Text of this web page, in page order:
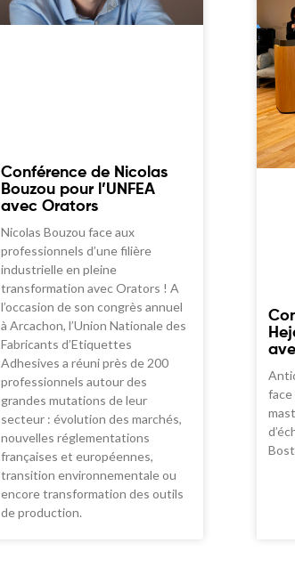
Conférence de Nicolas
Bouzou pour l’UNFEA
avec Orators
Nicolas Bouzou face aux
professionnels d’une filière
industrielle en pleine
transformation avec Orators ! A
l’occasion de son congrès annuel
à Arcachon, l’Union Nationale des
Fabricants d’Etiquettes
Adhesives a réuni près de 200
professionnels autour des
grandes mutations de leur
secteur : évolution des marchés,
nouvelles réglementations
françaises et européennes,
transition environnementale ou
encore transformation des outils
de production.
face